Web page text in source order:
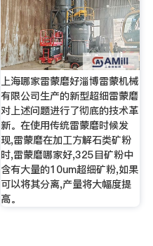
上海哪家雷蒙磨好淄博雷蒙机械
有限公司生产的新型超细雷蒙磨
对上述问题进行了彻底的技术革
新。在使用传统雷蒙磨时候发
现,雷蒙磨在加工方解石类矿粉
时,雷蒙磨哪家好,325目矿粉中
含有大量的10um超细矿粉,如果
可以将其分离,产量将大幅度提
高。